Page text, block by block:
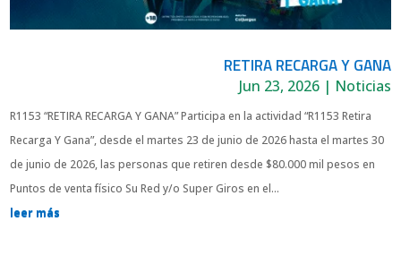
RETIRA RECARGA Y GANA
Jun 23, 2026| Noticias
R1153 “RETIRA RECARGA Y GANA” Participa en la actividad “R1153 Retira
Recarga Y Gana”, desde el martes 23 de junio de 2026 hasta el martes 30
de junio de 2026, las personas que retiren desde $80.000 mil pesos en
Puntos de venta físico Su Red y/o Super Giros en el...
leer más